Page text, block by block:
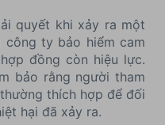
quyết khi xảy ra một
ty bảo hiểm cam
đồng còn hiệu lực.
bảo rằng người tham
thích hợp để đối
hại đã xảy ra.